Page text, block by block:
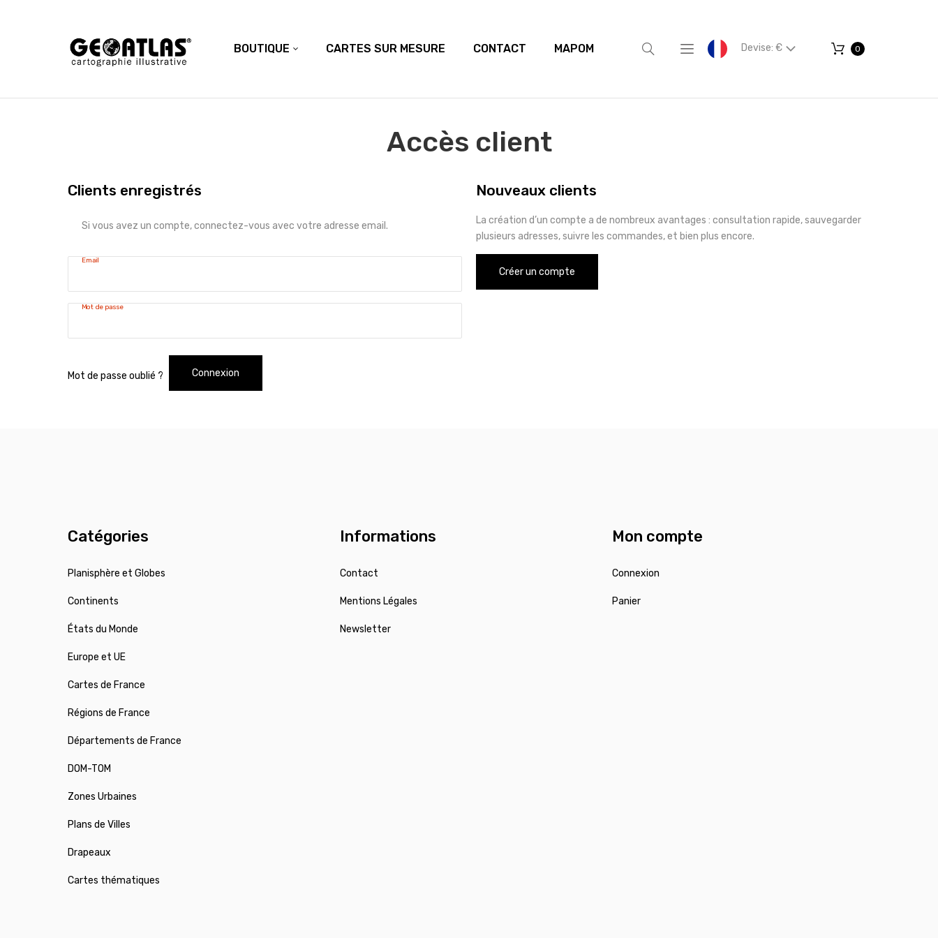
BOUTIQUE CARTES SUR MESURE CONTACT MAPOM Devise: € 0
Accès client
Clients enregistrés
Si vous avez un compte, connectez-vous avec votre adresse email.
Email
Mot de passe
Connexion
Mot de passe oublié ?
Nouveaux clients
La création d’un compte a de nombreux avantages : consultation rapide, sauvegarder
plusieurs adresses, suivre les commandes, et bien plus encore.
Créer un compte
Catégories
Planisphère et Globes
Continents
États du Monde
Europe et UE
Cartes de France
Régions de France
Départements de France
DOM-TOM
Zones Urbaines
Plans de Villes
Drapeaux
Cartes thématiques
Informations
Contact
Mentions Légales
Newsletter
Mon compte
Connexion
Panier